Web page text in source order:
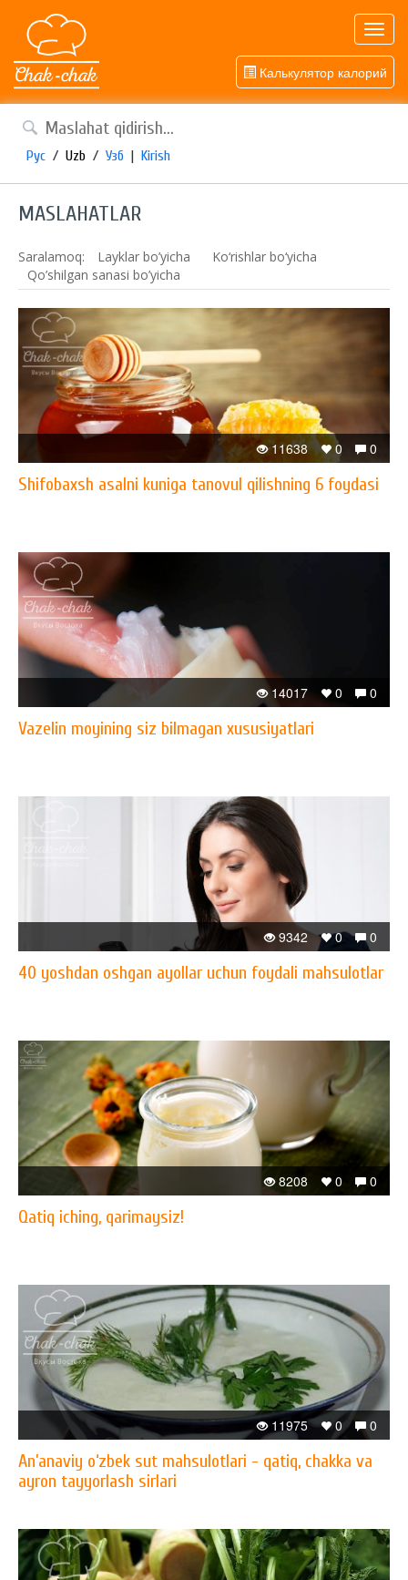
Калькулятор калорий
Рус / Uzb / Узб | Kirish
MASLAHATLAR
Saralamoq: Layklar bo’yicha
Ko‘rishlar bo‘yicha
Qo’shilgan sanasi bo’yicha
0
0
11638
Shifobaxsh asalni kuniga tanovul qilishning 6 foydasi
0
0
14017
Vazelin moyining siz bilmagan xususiyatlari
0
0
9342
40 yoshdan oshgan ayollar uchun foydali mahsulotlar
0
0
8208
Qatiq iching, qarimaysiz!
0
0
11975
An’anaviy o‘zbek sut mahsulotlari - qatiq, chakka va
ayron tayyorlash sirlari